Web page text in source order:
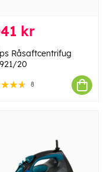
kr
Råsaftcentrifug
20
8